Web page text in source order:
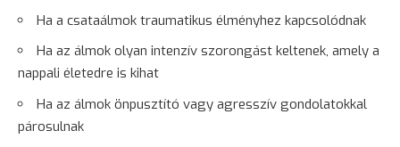
Ha a csataálmok traumatikus élményhez kapcsolódnak
Ha az álmok olyan intenzív szorongást keltenek, amely a
nappali életedre is kihat
Ha az álmok önpusztító vagy agresszív gondolatokkal
párosulnak